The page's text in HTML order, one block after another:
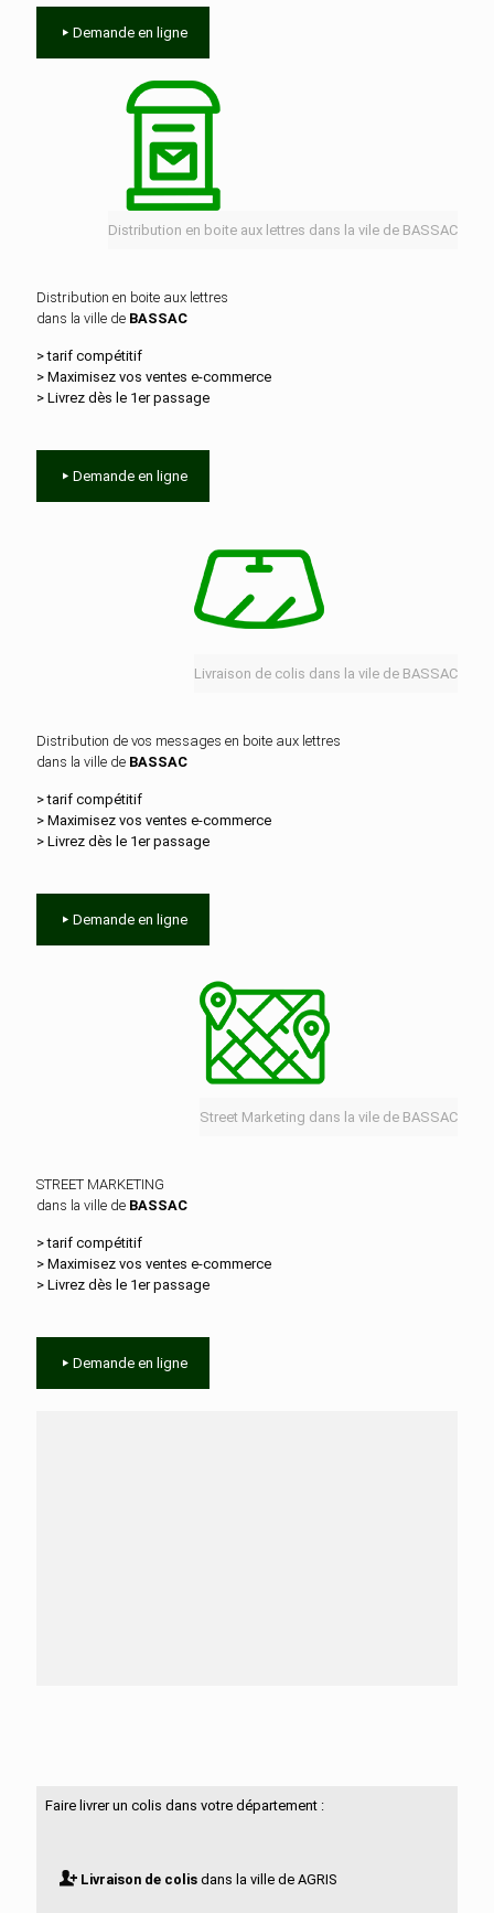
Demande en ligne
Distribution en boite aux lettres dans la vile de BASSAC
Distribution en boite aux lettres
dans la ville de BASSAC
> tarif compétitif
> Maximisez vos ventes e‑commerce
> Livrez dès le 1er passage
Demande en ligne
Livraison de colis dans la vile de BASSAC
Distribution de vos messages en boite aux lettres
dans la ville de BASSAC
> tarif compétitif
> Maximisez vos ventes e‑commerce
> Livrez dès le 1er passage
Demande en ligne
Street Marketing dans la vile de BASSAC
STREET MARKETING
dans la ville de BASSAC
> tarif compétitif
> Maximisez vos ventes e‑commerce
> Livrez dès le 1er passage
Demande en ligne
Faire livrer un colis dans votre département :
Livraison de colisdans la ville de AGRIS